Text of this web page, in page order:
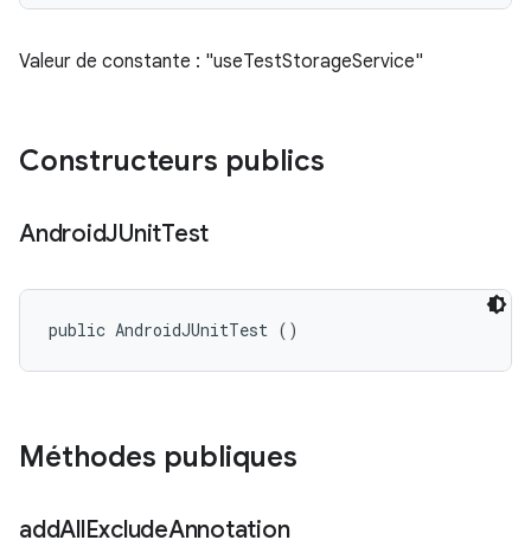
Valeur de constante : "useTestStorageService"
Constructeurs publics
AndroidJUnitTest
public AndroidJUnitTest ()
Méthodes publiques
addAllExcludeAnnotation